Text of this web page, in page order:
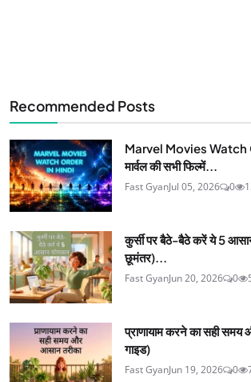
Recommended Posts
Marvel Movies Watch
मार्वल की सभी फिल्में...
Fast GyanJul 05, 2026 0
कुर्सी पर बैठे-बैठे करें ये 5
छूमंतर)...
Fast GyanJun 20, 2026 0
प्राणायाम करने का सही समय
गाइड)
Fast GyanJun 19, 2026 0